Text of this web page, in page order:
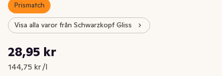
Prismatch
Visa alla varor från Schwarzkopf Gliss
Nuvarande pris är: 28,95 kr
28,95 kr
144,75 kr /l
Styckpris: 144,75 kr /l